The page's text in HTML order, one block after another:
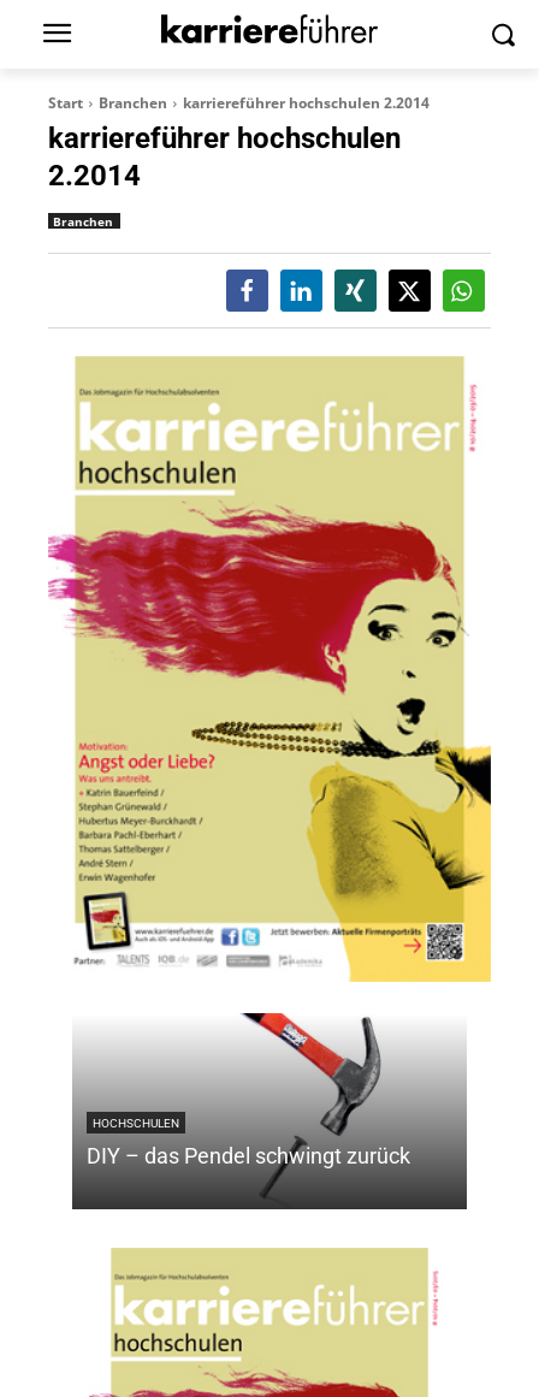
Start Branchen karriereführer hochschulen 2.2014
karriereführer hochschulen
2.2014
Branchen
HOCHSCHULEN
DIY – das Pendel schwingt zurück